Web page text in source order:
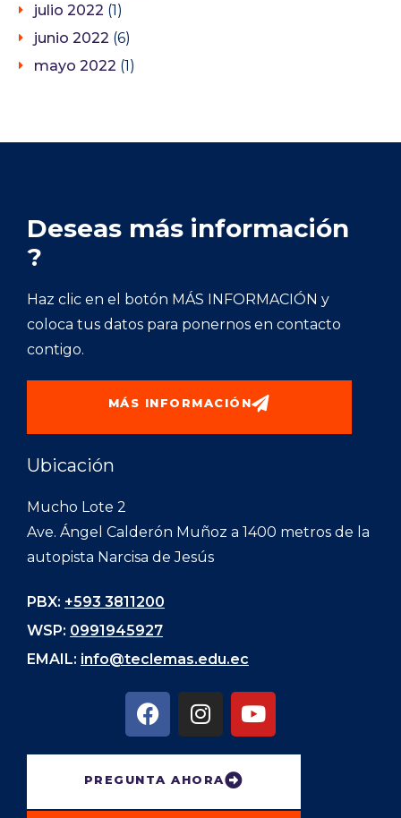
julio 2022 (1)
junio 2022 (6)
mayo 2022 (1)
Deseas más información
?
Haz clic en el botón MÁS INFORMACIÓN y
coloca tus datos para ponernos en contacto
contigo.
MÁS INFORMACIÓN
Ubicación
Mucho Lote 2
Ave. Ángel Calderón Muñoz a 1400 metros de la
autopista Narcisa de Jesús
PBX: +593 3811200
WSP: 0991945927
EMAIL: info@teclemas.edu.ec
PREGUNTA AHORA